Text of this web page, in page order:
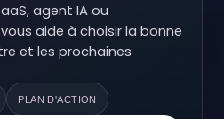
agent IA ou
aide à choisir la bonne
et les prochaines
PLAN D'ACTION